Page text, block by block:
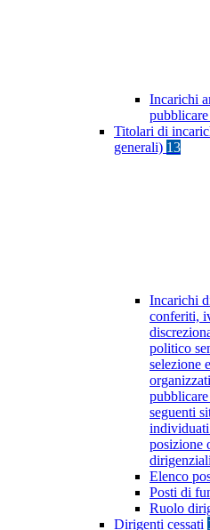
Incarichi
Titolari di
generali) 13
Incarichi
conferiti,
politico
selezione
seguenti
posizione
Elenco
Posti di
Ruolo
Dirigenti cessati